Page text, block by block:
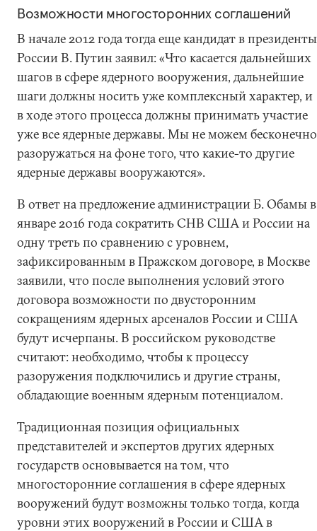
Возможности многосторонних соглашений
В начале 2012 года тогда еще кандидат в президенты
России В. Путин заявил: «Что касается дальнейших
шагов в сфере ядерного вооружения, дальнейшие
шаги должны носить уже комплексный характер, и
в ходе этого процесса должны принимать участие
уже все ядерные державы. Мы не можем бесконечно
разоружаться на фоне того, что какие-то другие
ядерные державы вооружаются».
В ответ на предложение администрации Б. Обамы в
январе 2016 года сократить СНВ США и России на
одну треть по сравнению с уровнем,
зафиксированным в Пражском договоре, в Москве
заявили, что после выполнения условий этого
договора возможности по двусторонним
сокращениям ядерных арсеналов России и США
будут исчерпаны. В российском руководстве
считают: необходимо, чтобы к процессу
разоружения подключились и другие страны,
обладающие военным ядерным потенциалом.
Традиционная позиция официальных
представителей и экспертов других ядерных
государств основывается на том, что
многосторонние соглашения в сфере ядерных
вооружений будут возможны только тогда, когда
уровни этих вооружений в России и США в